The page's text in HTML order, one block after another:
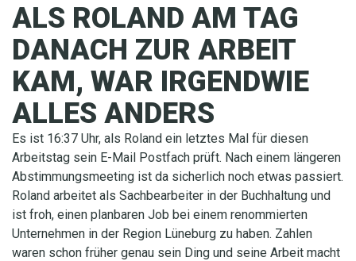
ALS ROLAND AM TAG
DANACH ZUR ARBEIT
KAM, WAR IRGENDWIE
ALLES ANDERS
Es ist 16:37 Uhr, als Roland ein letztes Mal für diesen
Arbeitstag sein E-Mail Postfach prüft. Nach einem längeren
Abstimmungsmeeting ist da sicherlich noch etwas passiert.
Roland arbeitet als Sachbearbeiter in der Buchhaltung und
ist froh, einen planbaren Job bei einem renommierten
Unternehmen in der Region Lüneburg zu haben. Zahlen
waren schon früher genau sein Ding und seine Arbeit macht